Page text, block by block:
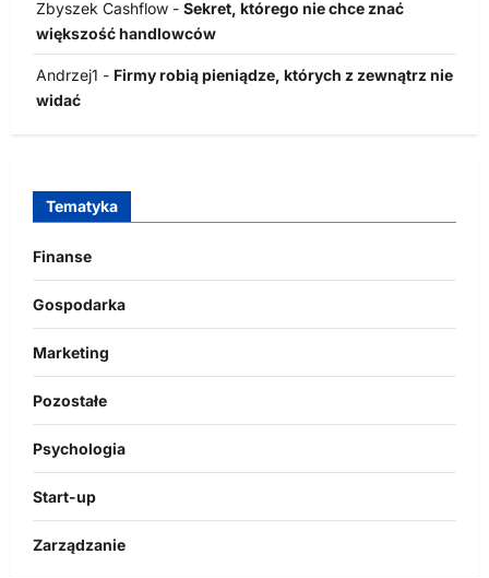
Zbyszek Cashflow - Sekret, którego nie chce znać
większość handlowców
Andrzej1 - Firmy robią pieniądze, których z zewnątrz nie
widać
Tematyka
Finanse
Gospodarka
Marketing
Pozostałe
Psychologia
Start-up
Zarządzanie